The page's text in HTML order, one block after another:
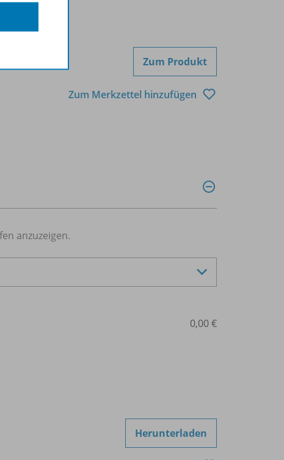
Zum Produkt
Zum Merkzettel hinzufügen
anzuzeigen.
0,00 €
Herunterladen